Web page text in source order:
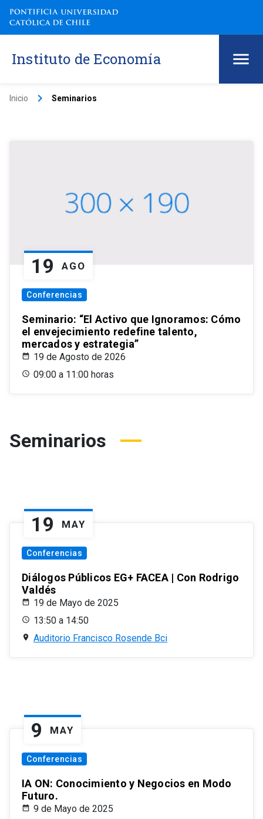
Instituto de Economía
Inicio keyboard_arrow_right Seminarios
19 AGO
Conferencias
Seminario: “El Activo que Ignoramos: Cómo
el envejecimiento redefine talento,
mercados y estrategia”
19 de Agosto de 2026
09:00 a 11:00 horas
Seminarios
19 MAY
Conferencias
Diálogos Públicos EG+ FACEA | Con Rodrigo
Valdés
19 de Mayo de 2025
13:50 a 14:50
Auditorio Francisco Rosende Bci
9 MAY
Conferencias
IA ON: Conocimiento y Negocios en Modo
Futuro.
9 de Mayo de 2025